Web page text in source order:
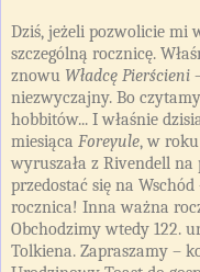
Dziś, jeżeli pozwolicie mi
szczególną rocznicę.
znowu Władcę Pierścieni
niezwyczajny. Bo
hobbitów... I właśnie
miesiąca Foreyule, w
wyruszała z Rivendell na
przedostać się na
rocznica! Inna ważna
Obchodzimy wtedy 122.
Tolkiena. Zapraszamy –